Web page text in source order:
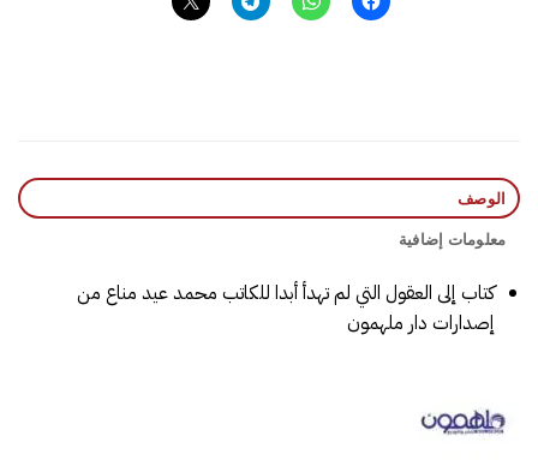
الوصف
معلومات إضافية
كتاب إلى العقول التي لم تهدأ أبدا للكاتب محمد عيد مناع من
إصدارات دار ملهمون